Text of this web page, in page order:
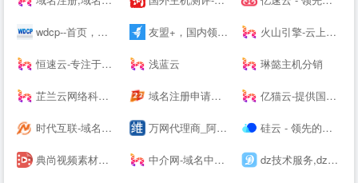
wdcp--首页，免费好用易用的Linux服务器云主机管理系统面板 友盟+，国内领先的开发者服务及数据智能服务商 火山引擎-云上增长新动力
恒速云-专注于优质美国香港云服务器 浅蓝云 琳懿主机分销
芷兰云网络科技-领先的云计算服务商！[www.zhilanit.com]-四川成都天府热线高防服务器,德阳高防服务器,成都服务器托管,成都服务器租用,成都云服务器,成都高防vps,云计算 域名注册申请查询交易门户|域名中介|商标注册|云计算|主机|SSL证书-尽在爱名网 亿猫云-提供国外免费虚拟主机,免费服务器,美国免费虚拟主机,挂机宝-
时代互联-域名注册查询,虚拟主机,云服务器租用等领导品牌服务 万网代理商_阿里云代理商_虚拟主机_网页空间_企业邮箱_域名注册 硅云 - 领先的出海IaaS云计算基础设施服务提供商
典尚视频素材网:高清视频素材下载网站,视频素材、AE模板素材下载、AE素材、舞台背景视频、LED背景视频免费下载、会声会影、Pr模板、edius模板 中介网-域名中介_网站中介_第三方中介交易平台-zhongjie.com dz技术服务,dz搬迁升级,discuz使用教程,dz挂马处理-Discuz!论坛建站一站式服务:当流科技 - Powered by Discuz!